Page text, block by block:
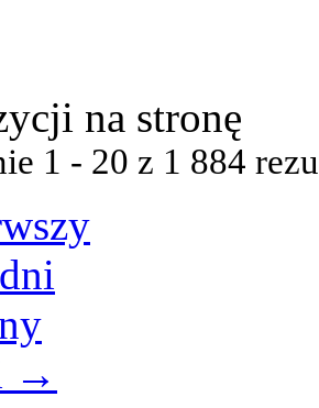
na stronę
1 - 20 z 1 884
→